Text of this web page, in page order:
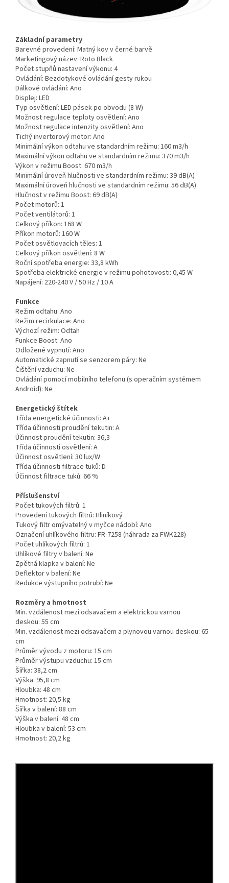
Základní parametry
Barevné provedení: Matný kov v černé barvě
Marketingový název: Roto Black
Počet stupňů nastavení výkonu: 4
Ovládání: Bezdotykové ovládání gesty rukou
Dálkové ovládání: Ano
Displej: LED
Typ osvětlení: LED pásek po obvodu (8 W)
Možnost regulace teploty osvětlení: Ano
Možnost regulace intenzity osvětlení: Ano
Tichý invertorový motor: Ano
Minimální výkon odtahu ve standardním režimu: 160 m3/h
Maximální výkon odtahu ve standardním režimu: 370 m3/h
Výkon v režimu Boost: 670 m3/h
Minimální úroveň hlučnosti ve standardním režimu: 39 dB(A)
Maximální úroveň hlučnosti ve standardním režimu: 56 dB(A)
Hlučnost v režimu Boost: 69 dB(A)
Počet motorů: 1
Počet ventilátorů: 1
Celkový příkon: 168 W
Příkon motorů: 160 W
Počet osvětlovacích těles: 1
Celkový příkon osvětlení: 8 W
Roční spotřeba energie: 33,8 kWh
Spotřeba elektrické energie v režimu pohotovosti: 0,45 W
Napájení: 220-240 V / 50 Hz / 10 A
Funkce
Režim odtahu: Ano
Režim recirkulace: Ano
Výchozí režim: Odtah
Funkce Boost: Ano
Odložené vypnutí: Ano
Automatické zapnutí se senzorem páry: Ne
Čištění vzduchu: Ne
Ovládání pomocí mobilního telefonu (s operačním systémem
Android): Ne
Energetický štítek
Třída energetické účinnosti: A+
Třída účinnosti proudění tekutin: A
Účinnost proudění tekutin: 36,3
Třída účinnosti osvětlení: A
Účinnost osvětlení: 30 lux/W
Třída účinnosti filtrace tuků: D
Účinnost filtrace tuků: 66 %
Příslušenství
Počet tukových filtrů: 1
Provedení tukových filtrů: Hliníkový
Tukový filtr omývatelný v myčce nádobí: Ano
Označení uhlíkového filtru: FR-7258 (náhrada za FWK228)
Počet uhlíkových filtrů: 1
Uhlíkové filtry v balení: Ne
Zpětná klapka v balení: Ne
Deflektor v balení: Ne
Redukce výstupního potrubí: Ne
Rozměry a hmotnost
Min. vzdálenost mezi odsavačem a elektrickou varnou
deskou: 55 cm
Min. vzdálenost mezi odsavačem a plynovou varnou deskou: 65
cm
Průměr vývodu z motoru: 15 cm
Průměr výstupu vzduchu: 15 cm
Šířka: 38,2 cm
Výška: 95,8 cm
Hloubka: 48 cm
Hmotnost: 20,5 kg
Šířka v balení: 88 cm
Výška v balení: 48 cm
Hloubka v balení: 53 cm
Hmotnost: 20,2 kg